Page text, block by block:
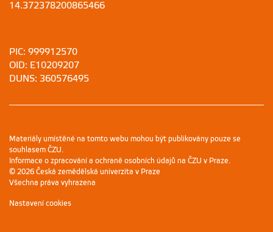
14.372378200865466
PIC: 999912570
OID: E10209207
DUNS: 360576495
Materiály umístěné na tomto webu mohou být publikovány pouze se
souhlasem ČZU.
Informace o zpracování a ochraně osobních údajů na ČZU v Praze.
© 2026 Česká zemědělská univerzita v Praze
Všechna práva vyhrazena
Nastavení cookies